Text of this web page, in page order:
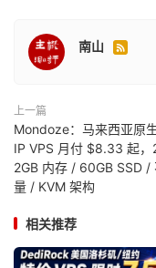
南山 
上一篇
Mondoze：马来西亚原
IP VPS 月付 $8.33 起，
2GB 内存 / 60GB SSD /
量 / KVM 架构
相关推荐